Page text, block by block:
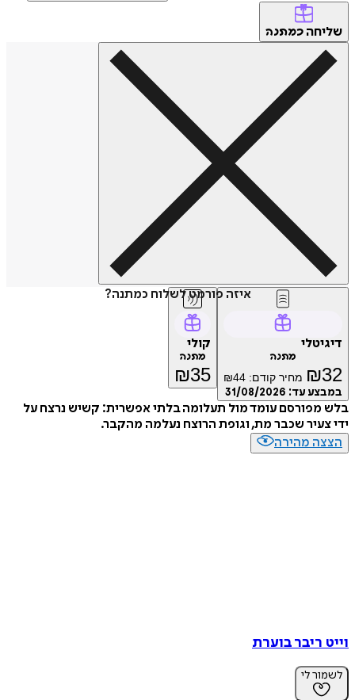
שליחה כמתנה
איזה פורמט לשלוח כמתנה?
דיגיטלי
מתנה
₪32 מחיר קודם: ₪44
במבצע עד: 31/08/2026
קולי
מתנה
₪35
בלש מפורסם עומד מול תעלומה בלתי אפשרית: קשיש נרצח על
ידי צעיר שכבר מת, וגופת הרוצח נעלמה מהקבר.
הצצה מהירה
וייט ריבר בוערת
לשמור לי